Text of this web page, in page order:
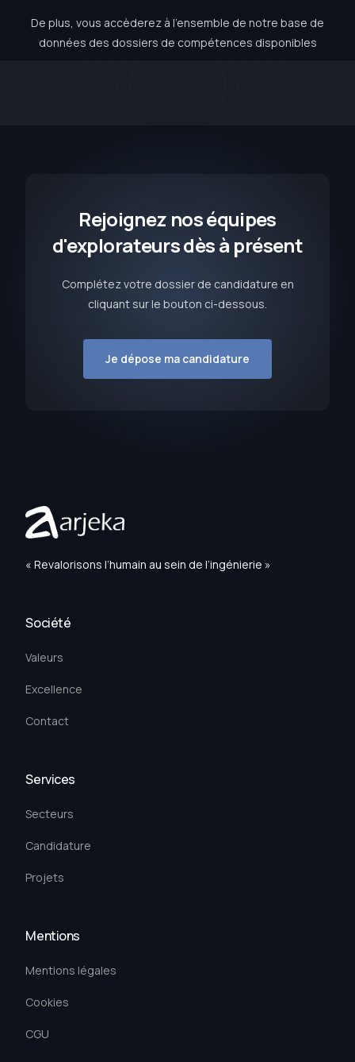
De plus, vous accèderez à l’ensemble de notre base de
données des dossiers de compétences disponibles
Rejoignez nos équipes
d'explorateurs dès à présent
Complétez votre dossier de candidature en
cliquant sur le bouton ci-dessous.
Je dépose ma candidature
« Revalorisons l’humain au sein de l’ingénierie »
Société
Valeurs
Excellence
Contact
Services
Secteurs
Candidature
Projets
Mentions
Mentions légales
Cookies
CGU